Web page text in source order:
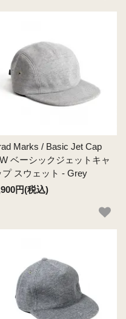
Marks / Basic Jet Cap
ベーシックジェットキャ
プ スウェット - Grey
円(税込)